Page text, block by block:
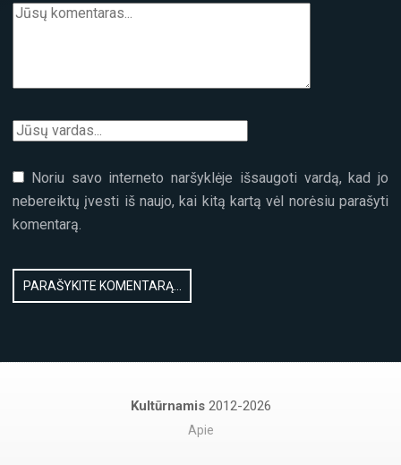
Noriu savo interneto naršyklėje išsaugoti vardą, kad jo
nebereiktų įvesti iš naujo, kai kitą kartą vėl norėsiu parašyti
komentarą.
Kultūrnamis 2012-2026
Apie